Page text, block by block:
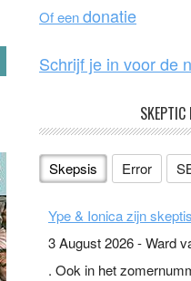
k
Of eendonatie
Schrijf je in voor de
SKEPTIC
Skepsis Error
Ype & Ionica zijn
3 August 2026-Ward
. Ook in het